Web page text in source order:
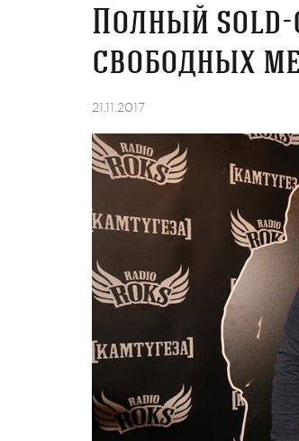
Полный sold-
свободных
21.11.2017